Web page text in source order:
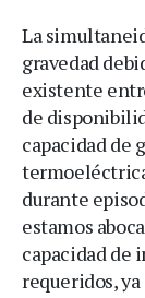
La
gravedad
existente
de
capacidad de
durante
estamos
capacidad de
requeridos,